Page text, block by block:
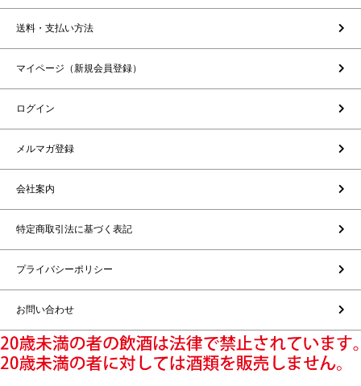
送料・支払い方法
マイページ（新規会員登録）
ログイン
メルマガ登録
会社案内
特定商取引法に基づく表記
プライバシーポリシー
お問い合わせ